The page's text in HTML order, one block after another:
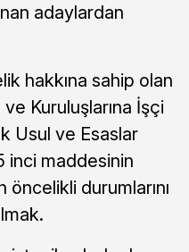
adaylardan
hakkına sahip olan
Kuruluşlarına İşçi
Usul ve Esaslar
inci maddesinin
öncelikli durumlarını